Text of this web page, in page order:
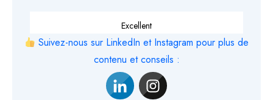
Excellent
Suivez-nous sur LinkedIn et Instagram pour plus de
contenu et conseils :